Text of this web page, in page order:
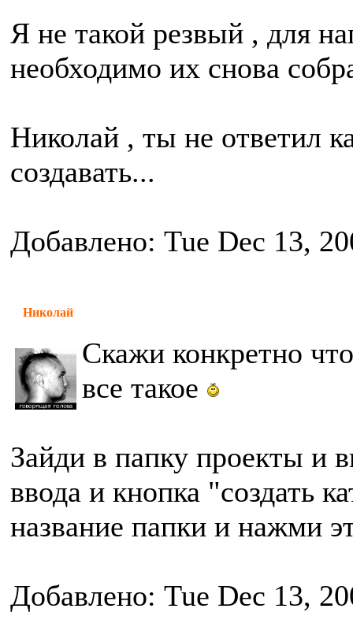
Я не такой резвый , для
необходимо их снова
Николай , ты не ответил
создавать...
Добавлено: Tue Dec 13,
Николай
Скажи конкретно
все такое
Зайди в папку проекты и
ввода и кнопка "создать
название папки и нажми
Добавлено: Tue Dec 13,